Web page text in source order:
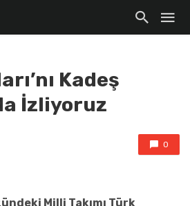
Kadeş
İzliyoruz
0
Milli Takımı Türk